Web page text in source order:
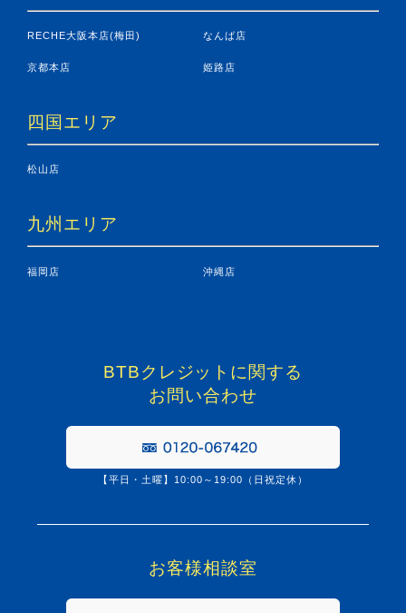
RECHE大阪本店(梅田) なんば店
京都本店 姫路店
四国エリア
松山店
九州エリア
福岡店 沖縄店
BTBクレジットに関する
お問い合わせ
【平日・土曜】10:00～19:00（日祝定休）
お客様相談室